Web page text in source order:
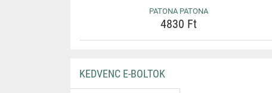
PATONA PATONA
4830 Ft
KEDVENC E-BOLTOK